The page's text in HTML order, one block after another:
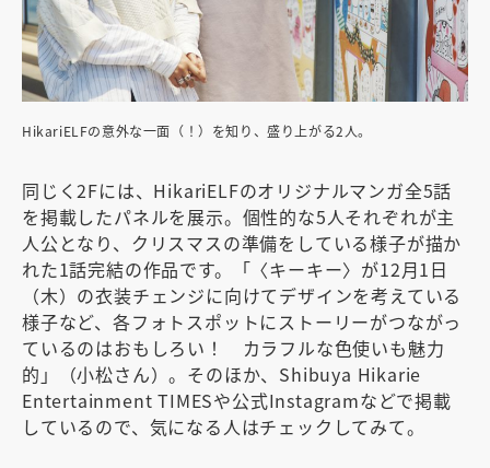
HikariELFの意外な一面（！）を知り、盛り上がる2人。
同じく2Fには、HikariELFのオリジナルマンガ全5話
を掲載したパネルを展示。個性的な5人それぞれが主
人公となり、クリスマスの準備をしている様子が描か
れた1話完結の作品です。「〈キーキー〉が12月1日
（木）の衣装チェンジに向けてデザインを考えている
様子など、各フォトスポットにストーリーがつながっ
ているのはおもしろい！ カラフルな色使いも魅力
的」（小松さん）。そのほか、Shibuya Hikarie
Entertainment TIMESや公式Instagramなどで掲載
しているので、気になる人はチェックしてみて。